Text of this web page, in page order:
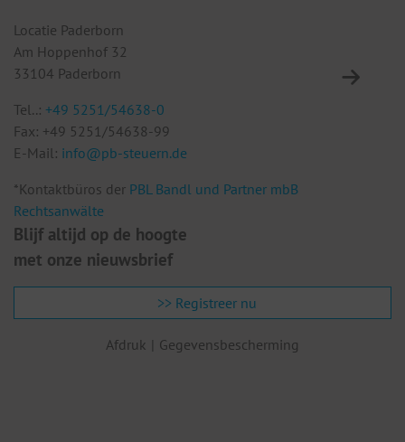
Locatie Paderborn
Am Hoppenhof 32
33104 Paderborn
Tel..: +49 5251/54638-0
Fax: +49 5251/54638-99
E-Mail: info@pb-steuern.de
*Kontaktbüros der PBL Bandl und Partner mbB
Rechtsanwälte
Blijf altijd op de hoogte
met onze nieuwsbrief
>> Registreer nu
Afdruk Gegevensbescherming